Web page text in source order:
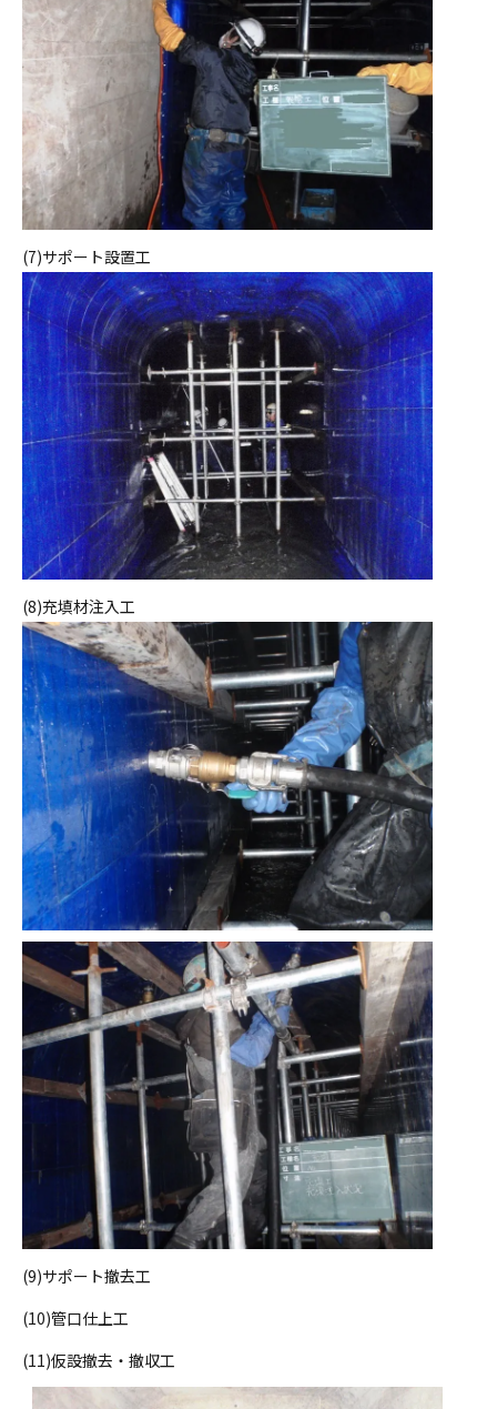
(7)サポート設置工
(8)充填材注入工
(9)サポート撤去工
(10)管口仕上工
(11)仮設撤去・撤収工